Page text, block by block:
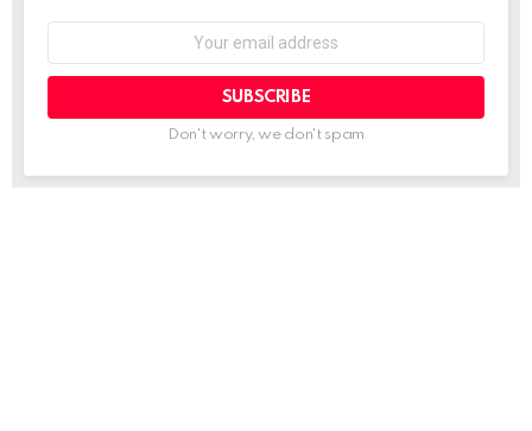
Don't worry, we don't spam